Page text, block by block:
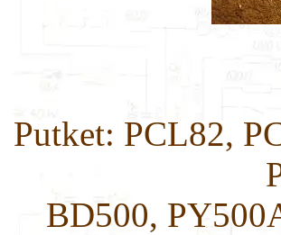
Putket: PCL82,
BD500,